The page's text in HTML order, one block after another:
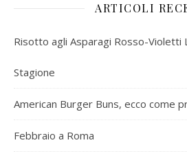
ARTICOLI
Risotto agli Asparagi Rosso-Violetti
Stagione
American Burger Buns, ecco come
Febbraio a Roma